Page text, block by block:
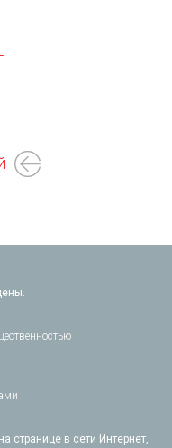
странице в сети Интернет,